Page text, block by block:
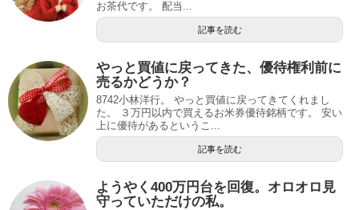
お茶代です。 配当...
記事を読む
やっと買値に戻ってきた、優待権利前に
売るかどうか？
8742小林洋行。 やっと買値に戻ってきてくれまし
た。 ３万円以内で買えるお米券優待銘柄です。 安い
上に優待があるというこ...
記事を読む
ようやく400万円台を回復。オロオロ見
守っていただけの私。